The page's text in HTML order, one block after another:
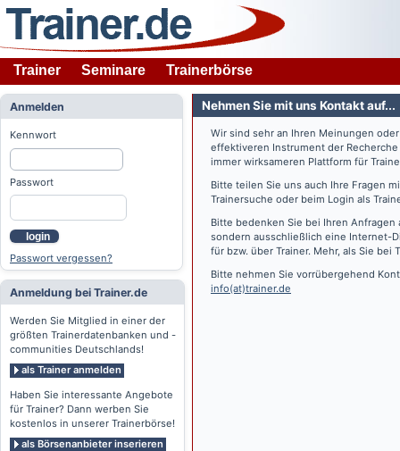
Trainer Seminare Trainerbörse
Anmelden
Kennwort
Passwort
login
Passwort vergessen?
Anmeldung bei Trainer.de
Werden Sie Mitglied in einer der
größten Trainerdatenbanken und -
communities Deutschlands!
als Trainer anmelden
Haben Sie interessante Angebote
für Trainer? Dann werben Sie
kostenlos in unserer Trainerbörse!
als Börsenanbieter inserieren
Nehmen Sie mit uns Kontakt auf...
Wir sind sehr an Ihren Meinungen
effektiveren Instrument der
immer wirksameren Plattform für
Bitte teilen Sie uns auch Ihre Fragen
Trainersuche oder beim Login als
Bitte bedenken Sie bei Ihren
sondern ausschließlich eine Internet-
für bzw. über Trainer. Mehr, als Sie bei
Bitte nehmen Sie vorrübergehend
info(at)trainer.de